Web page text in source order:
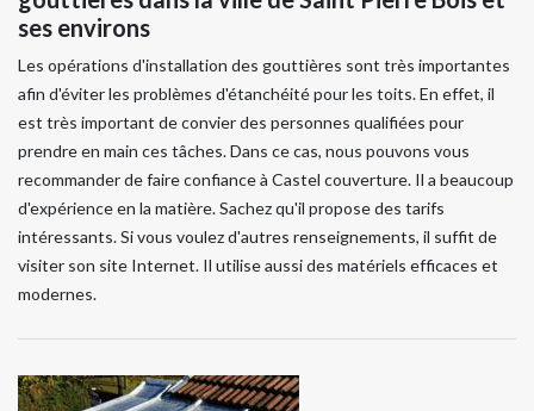
ses environs
Les opérations d'installation des gouttières sont très importantes
afin d'éviter les problèmes d'étanchéité pour les toits. En effet, il
est très important de convier des personnes qualifiées pour
prendre en main ces tâches. Dans ce cas, nous pouvons vous
recommander de faire confiance à Castel couverture. Il a beaucoup
d'expérience en la matière. Sachez qu'il propose des tarifs
intéressants. Si vous voulez d'autres renseignements, il suffit de
visiter son site Internet. Il utilise aussi des matériels efficaces et
modernes.